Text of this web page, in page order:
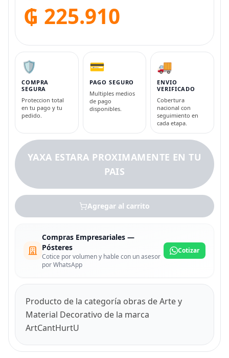
₲ 225.910
🛡️
COMPRA
SEGURA
Proteccion total
en tu pago y tu
pedido.
💳
PAGO SEGURO
Multiples medios
de pago
disponibles.
🚚
ENVIO
VERIFICADO
Cobertura
nacional con
seguimiento en
cada etapa.
YAXA ESTARA PROXIMAMENTE EN TU
PAIS
Agregar al carrito
Compras Empresariales —
Pósteres
Cotice por volumen y hable con un asesor
por WhatsApp
Cotizar
Producto de la categoría obras de Arte y
Material Decorativo de la marca
ArtCantHurtU